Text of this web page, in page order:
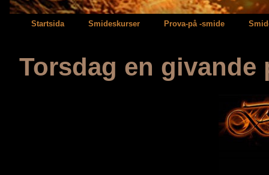
Startsida Smideskurser Prova-på -smide
Torsdag en givande